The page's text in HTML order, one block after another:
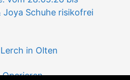
Joya Schuhe risikofrei
in Olten